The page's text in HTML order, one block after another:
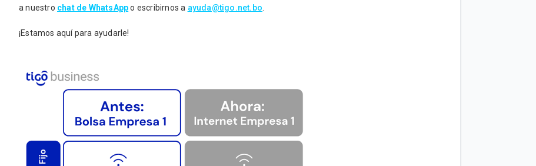
a nuestro chat de WhatsAppo escribirnos a ayuda@tigo.net.bo
¡Estamos aquí para ayudarle!